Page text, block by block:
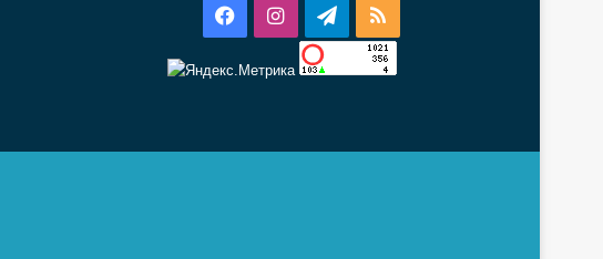
FacebookInstagramTelegram
RSS